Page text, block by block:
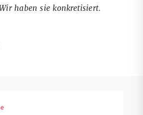
haben sie konkretisiert.